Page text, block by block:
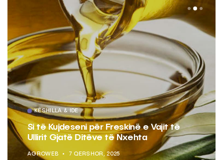
KËSHILLA & IDE
Si të Kujdeseni për Freskinë e Vajit të
Ullirit Gjatë Ditëve të Nxehta
AGROWEB 7 QERSHOR, 2025